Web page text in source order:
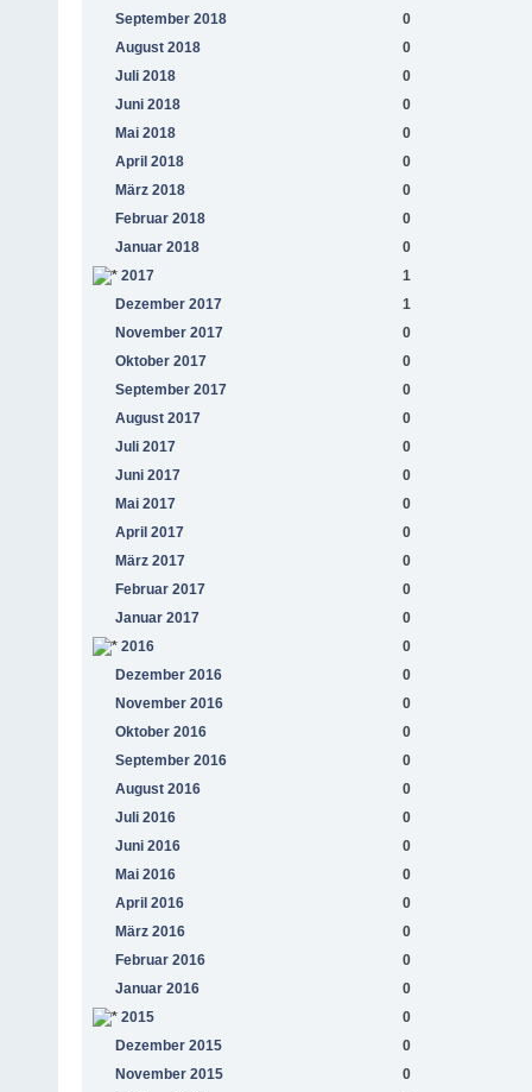
September 2018
0
August 2018
0
Juli 2018
0
Juni 2018
0
Mai 2018
0
April 2018
0
März 2018
0
Februar 2018
0
Januar 2018
0
2017
1
Dezember 2017
1
November 2017
0
Oktober 2017
0
September 2017
0
August 2017
0
Juli 2017
0
Juni 2017
0
Mai 2017
0
April 2017
0
März 2017
0
Februar 2017
0
Januar 2017
0
2016
0
Dezember 2016
0
November 2016
0
Oktober 2016
0
September 2016
0
August 2016
0
Juli 2016
0
Juni 2016
0
Mai 2016
0
April 2016
0
März 2016
0
Februar 2016
0
Januar 2016
0
2015
0
Dezember 2015
0
November 2015
0